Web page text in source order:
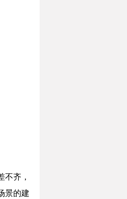
齐，
景的建